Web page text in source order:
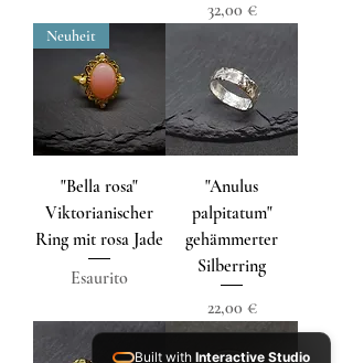
Prezzo
32,00 €
Neuheit
"Bella rosa"
Viktorianischer
Ring mit rosa Jade
Esaurito
"Anulus
palpitatum"
gehämmerter
Silberring
Prezzo
22,00 €
Built with Interactive Studio